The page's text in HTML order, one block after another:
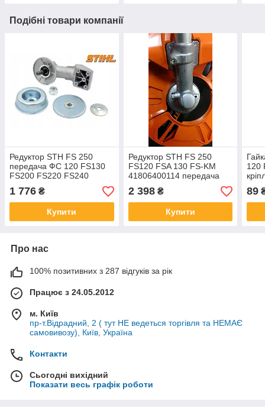
Подібні товари компанії
Редуктор STH FS 250
передача ФС 120 FS130
FS200 FS220 FS240
FS260 4180-640-0114
41376400100
41306410305 до 2016
1 776 ₴
Купити
Редуктор STH FS 250
FS120 FSA 130 FS-KM
41806400114 передача
ФС з 2016 року new
2 398₴
Купити
120
89
Про нас
100% позитивних з 287 відгуків за рік
Працює з 24.05.2012
м. Київ
пр-т.Відрадний, 2 ( тут НЕ ведеться торгівля та НЕМАЄ
самовивозу), Київ, Україна
Контакти
Сьогодні вихідний
Показати весь графік роботи